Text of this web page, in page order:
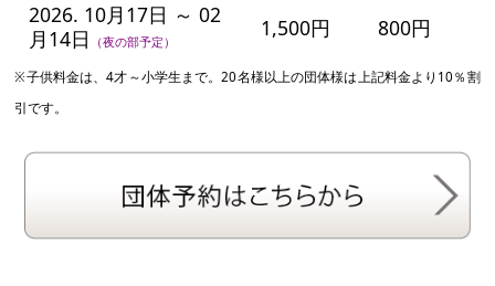
2026. 10月17日 ～ 02
月14日
（夜の部予定）
1,500円 800円
※子供料金は、4才～小学生まで。20名様以上の団体様は上記料金より10％割
引です。